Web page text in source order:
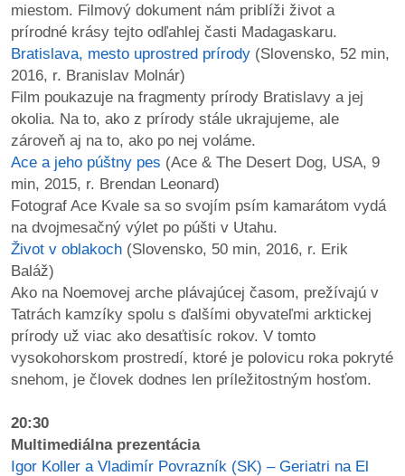
miestom. Filmový dokument nám priblíži život a
prírodné krásy tejto odľahlej časti Madagaskaru.
Bratislava, mesto uprostred prírody (Slovensko, 52 min,
2016, r. Branislav Molnár)
Film poukazuje na fragmenty prírody Bratislavy a jej
okolia. Na to, ako z prírody stále ukrajujeme, ale
zároveň aj na to, ako po nej voláme.
Ace a jeho púštny pes (Ace & The Desert Dog, USA, 9
min, 2015, r. Brendan Leonard)
Fotograf Ace Kvale sa so svojím psím kamarátom vydá
na dvojmesačný výlet po púšti v Utahu.
Život v oblakoch (Slovensko, 50 min, 2016, r. Erik
Baláž)
Ako na Noemovej arche plávajúcej časom, prežívajú v
Tatrách kamzíky spolu s ďalšími obyvateľmi arktickej
prírody už viac ako desaťtisíc rokov. V tomto
vysokohorskom prostredí, ktoré je polovicu roka pokryté
snehom, je človek dodnes len príležitostným hosťom.
20:30
Multimediálna prezentácia
Igor Koller a Vladimír Povrazník (SK) – Geriatri na El